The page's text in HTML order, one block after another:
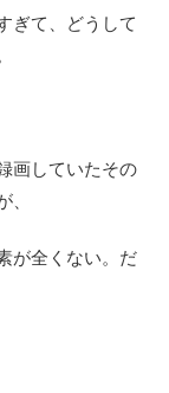
ぎて、どうして
画していたその
、
が全くない。だ